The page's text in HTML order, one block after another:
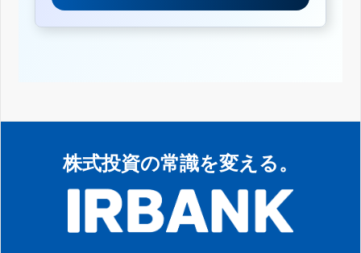
株式投資の常識を変える。